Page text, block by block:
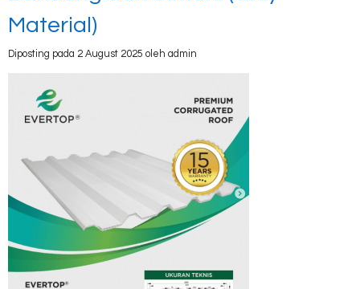
Material)
Diposting pada 2 August 2025 oleh admin